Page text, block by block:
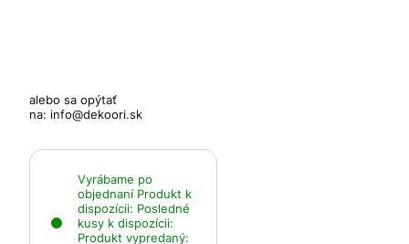
alebo sa opýtať
na: info@dekoori.sk
Vyrábame po
objednaní Produkt k
dispozícii: Posledné
kusy k dispozícii:
Produkt vypredaný: